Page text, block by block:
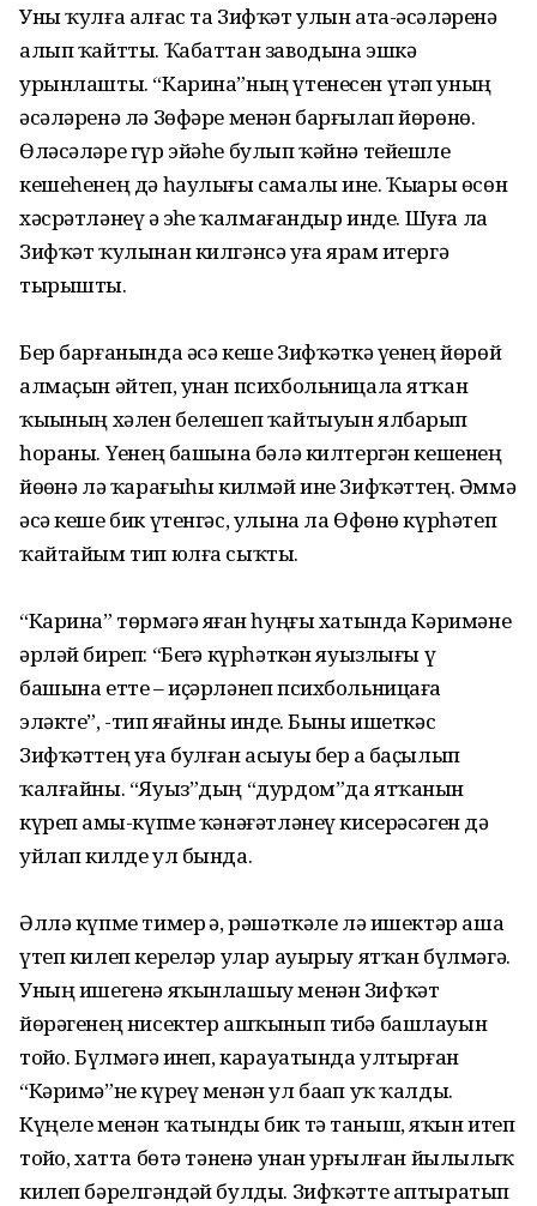
Уны ҡулға алғас та Зифҡәт улын ата-әсәләренә
алып ҡайтты. Ҡабаттан заводына эшкә
урынлашты. “Карина”ның үтенесен үтәп уның
әсәләренә лә Зөфәре менән барғылап йөрөнө.
Өләсәләре гүр эйәһе булып ҡәйнә тейешле
кешеһенең дә һаулығы самалы ине. Ҡыҙҙары өсөн
хәсрәтләнеү ҙә эҙһеҙ ҡалмағандыр инде. Шуға ла
Зифҡәт ҡулынан килгәнсә уға ярҙам итергә
тырышты.
Бер барғанында әсә кеше Зифҡәткә үҙенең йөрөй
алмаҫын әйтеп, унан психбольницала ятҡан
ҡыҙының хәлен белешеп ҡайтыуын ялбарып
һораны. Үҙенең башына бәлә килтергән кешенең
йөҙөнә лә ҡарағыһы килмәй ине Зифҡәттең. Әммә
әсә кеше бик үтенгәс, улына ла Өфөнө күрһәтеп
ҡайтайым тип юлға сыҡты.
“Карина” төрмәгә яҙған һуңғы хатында Кәримәне
әрләй биреп: “Беҙгә күрһәткән яуызлығы үҙ
башына етте – иҫәрләнеп психбольницаға
эләкте”, -тип яҙғайны инде. Быны ишеткәс
Зифҡәттең уға булған асыуы бер аҙ баҫылып
ҡалғайны. “Яуыз”дың “дурдом”да ятҡанын
күреп аҙмы-күпме ҡәнәғәтләнеү кисерәсәген дә
уйлап килде ул бында.
Әллә күпме тимер ҙә, рәшәткәле лә ишектәр аша
үтеп килеп керҙеләр улар ауырыу ятҡан бүлмәгә.
Уның ишегенә яҡынлашыу менән Зифҡәт
йөрәгенең нисектер ашҡынып тибә башлауын
тойҙо. Бүлмәгә инеп, карауатында ултырған
“Кәримә”не күреү менән ул баҙап уҡ ҡалды.
Күңеле менән ҡатынды бик тә таныш, яҡын итеп
тойҙо, хатта бөтә тәненә унан урғылған йылылыҡ
килеп бәрелгәндәй булды. Зифҡәтте аптыратып